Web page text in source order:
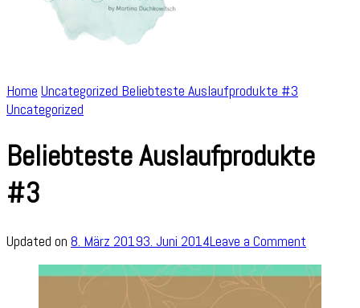
Home Uncategorized Beliebteste Auslaufprodukte #3
Uncategorized
Beliebteste Auslaufprodukte
#3
Updated on 8. März 20193. Juni 2014Leave a Comment